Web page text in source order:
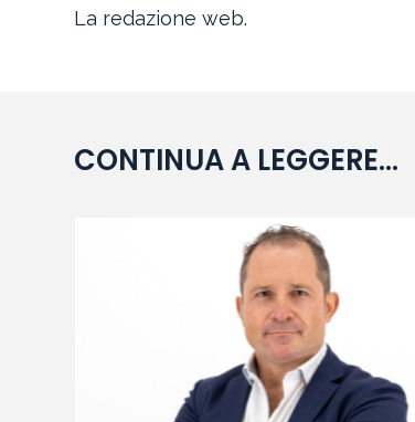
La redazione web.
CONTINUA A LEGGERE...